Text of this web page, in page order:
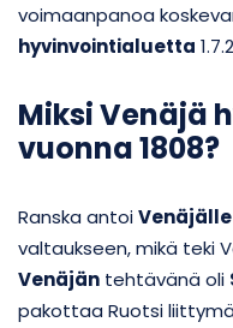
voimaanpanoa
hyvinvointialuetta
Miksi Venäjä
vuonna 1808?
Ranska antoiVenäjälle
valtaukseen, mikä teki
Venäjän tehtävänä oli
pakottaa Ruotsi